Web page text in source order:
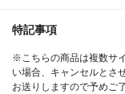
特記事項
※こちらの商品は複数サ
い場合、キャンセルとさ
お送りしますので予めご